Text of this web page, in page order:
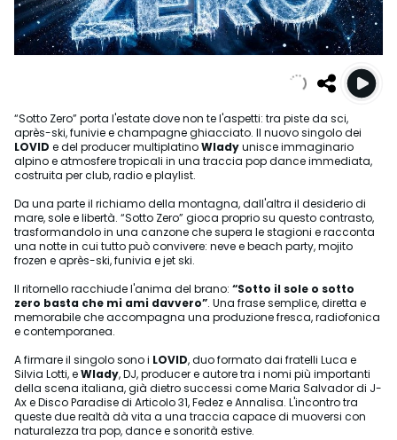
“Sotto Zero” porta l'estate dove non te l'aspetti: tra piste da sci,
après-ski, funivie e champagne ghiacciato. Il nuovo singolo dei
LOVID e del producer multiplatinoWladyunisce immaginario
alpino e atmosfere tropicali in una traccia pop dance immediata,
costruita per club, radio e playlist.
Da una parte il richiamo della montagna, dall'altra il desiderio di
mare, sole e libertà. “Sotto Zero” gioca proprio su questo contrasto,
trasformandolo in una canzone che supera le stagioni e racconta
una notte in cui tutto può convivere: neve e beach party, mojito
frozen e après-ski, funivia e jet ski.
Il ritornello racchiude l'anima del brano: “Sotto il sole o sotto
zero basta che mi ami davvero”. Una frase semplice, diretta e
memorabile che accompagna una produzione fresca, radiofonica
e contemporanea.
A firmare il singolo sono i LOVID, duo formato dai fratelli Luca e
Silvia Lotti, eWlady, DJ, producer e autore tra i nomi più importanti
della scena italiana, già dietro successi come Maria Salvador di J-
Ax e Disco Paradise di Articolo 31, Fedez e Annalisa. L'incontro tra
queste due realtà dà vita a una traccia capace di muoversi con
naturalezza tra pop, dance e sonorità estive.